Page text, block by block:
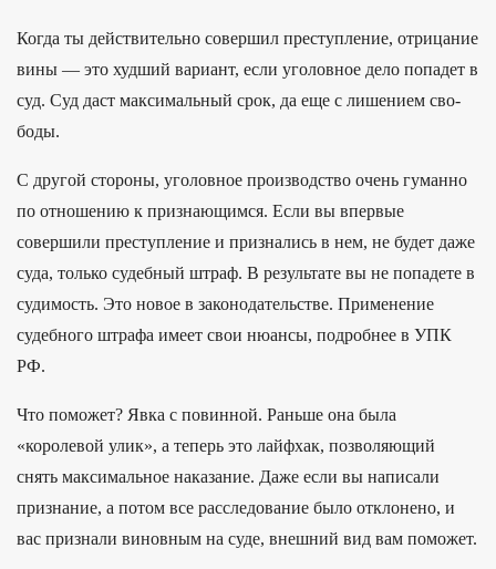
Ког­да ты дей­стви­тель­но совер­шил прес­тупле­ние, отри­цание
вины — это худ­ший вари­ант, если уго­лов­ное дело попадет в
суд. Суд даст мак­сималь­ный срок, да еще с лишени­ем сво­
боды.
С другой стороны, уголовное производство очень гуманно
по отношению к признающимся. Если вы впервые
совершили преступление и признались в нем, не будет даже
суда, только судебный штраф. В результате вы не попадете в
судимость. Это новое в законодательстве. Применение
судебного штрафа имеет свои нюансы, подробнее в УПК
РФ.
Что поможет? Явка с повинной. Раньше она была
«королевой улик», а теперь это лайфхак, позволяющий
снять максимальное наказание. Даже если вы написали
признание, а потом все расследование было отклонено, и
вас признали виновным на суде, внешний вид вам поможет.